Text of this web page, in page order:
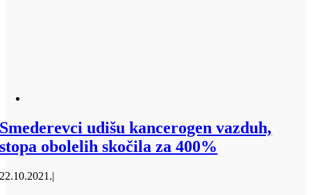
Smederevci udišu kancerogen vazduh,
stopa obolelih skočila za 400%
22.10.2021.|